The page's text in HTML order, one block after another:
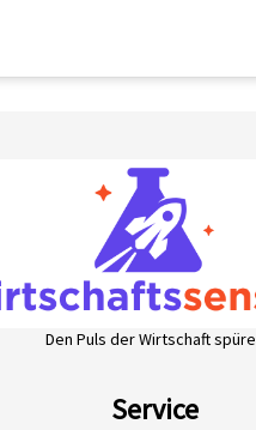
Den Puls der Wirtschaft
Service